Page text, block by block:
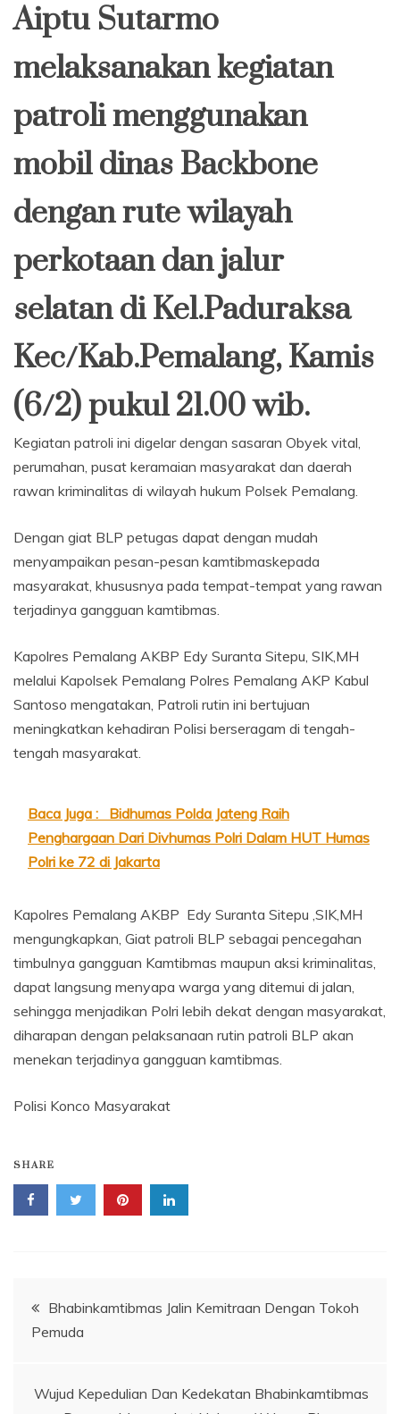
Aiptu Sutarmo
melaksanakan kegiatan
patroli menggunakan
mobil dinas Backbone
dengan rute wilayah
perkotaan dan jalur
selatan di Kel.Paduraksa
Kec/Kab.Pemalang, Kamis
(6/2) pukul 21.00 wib.
Kegiatan patroli ini digelar dengan sasaran Obyek vital,
perumahan, pusat keramaian masyarakat dan daerah
rawan kriminalitas di wilayah hukum Polsek Pemalang.
Dengan giat BLP petugas dapat dengan mudah
menyampaikan pesan-pesan kamtibmaskepada
masyarakat, khususnya pada tempat-tempat yang rawan
terjadinya gangguan kamtibmas.
Kapolres Pemalang AKBP Edy Suranta Sitepu, SIK,MH
melalui Kapolsek Pemalang Polres Pemalang AKP Kabul
Santoso mengatakan, Patroli rutin ini bertujuan
meningkatkan kehadiran Polisi berseragam di tengah-
tengah masyarakat.
Baca Juga :
Bidhumas Polda Jateng Raih
Penghargaan Dari Divhumas Polri Dalam HUT Humas
Polri ke 72 di Jakarta
Kapolres Pemalang AKBP Edy Suranta Sitepu ,SIK,MH
mengungkapkan, Giat patroli BLP sebagai pencegahan
timbulnya gangguan Kamtibmas maupun aksi kriminalitas,
dapat langsung menyapa warga yang ditemui di jalan,
sehingga menjadikan Polri lebih dekat dengan masyarakat,
diharapan dengan pelaksanaan rutin patroli BLP akan
menekan terjadinya gangguan kamtibmas.
Polisi Konco Masyarakat
SHARE
Navigasi
pos
Bhabinkamtibmas Jalin Kemitraan Dengan Tokoh
Pemuda
Wujud Kepedulian Dan Kedekatan Bhabinkamtibmas